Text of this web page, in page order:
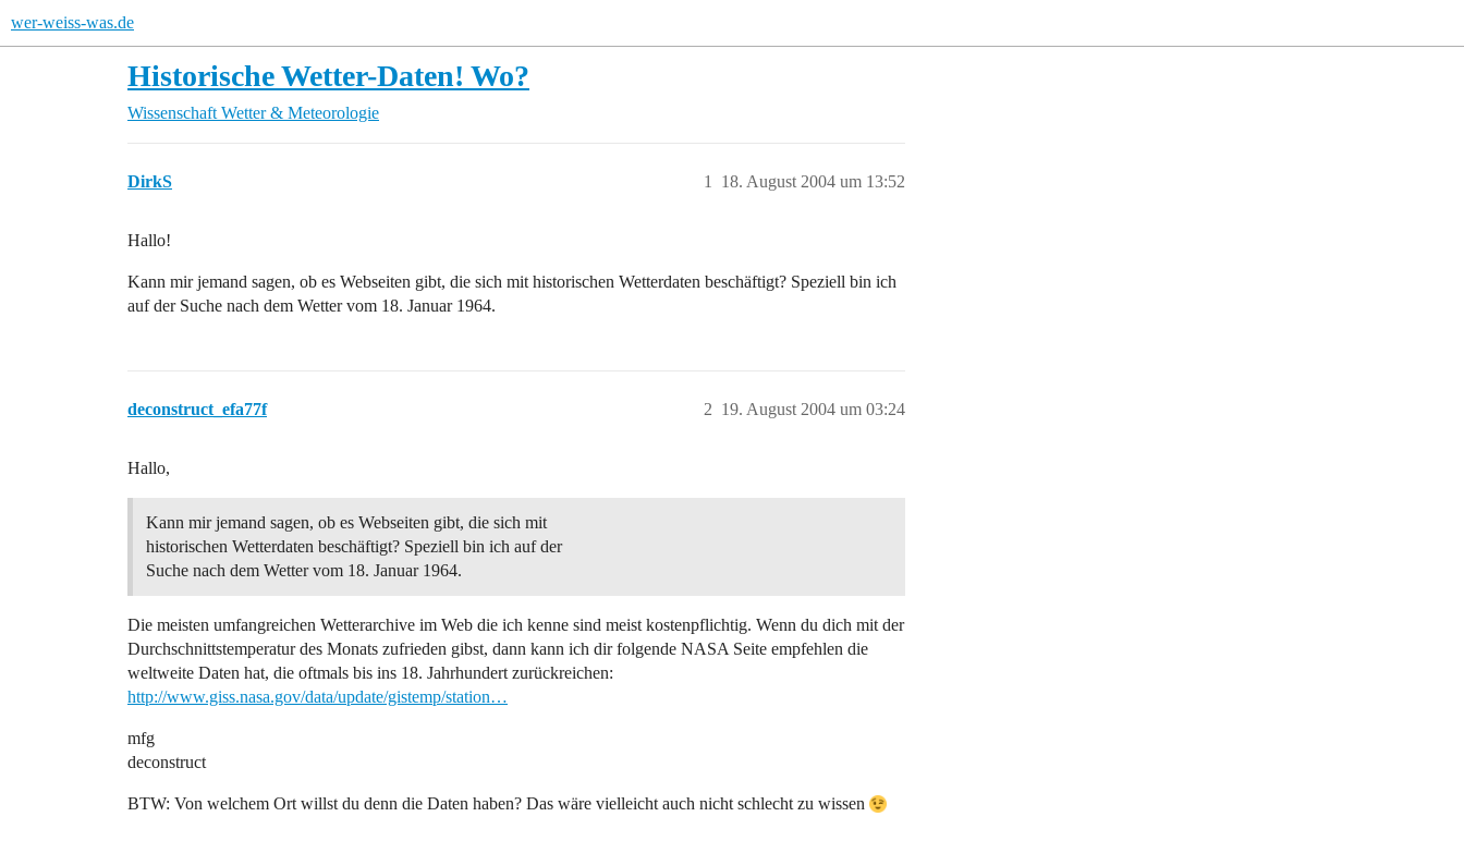
wer-weiss-was.de
Historische Wetter-Daten! Wo?
Wissenschaft Wetter & Meteorologie
DirkS 18. August 2004 um 13:52
1
Hallo!
Kann mir jemand sagen, ob es Webseiten gibt, die sich mit historischen Wetterdaten beschäftigt? Speziell bin ich
auf der Suche nach dem Wetter vom 18. Januar 1964.
deconstruct_efa77f 19. August 2004 um 03:24
2
Hallo,
Kann mir jemand sagen, ob es Webseiten gibt, die sich mit
historischen Wetterdaten beschäftigt? Speziell bin ich auf der
Suche nach dem Wetter vom 18. Januar 1964.
Die meisten umfangreichen Wetterarchive im Web die ich kenne sind meist kostenpflichtig. Wenn du dich mit der
Durchschnittstemperatur des Monats zufrieden gibst, dann kann ich dir folgende NASA Seite empfehlen die
weltweite Daten hat, die oftmals bis ins 18. Jahrhundert zurückreichen:
http://www.giss.nasa.gov/data/update/gistemp/station…
mfg
deconstruct
BTW: Von welchem Ort willst du denn die Daten haben? Das wäre vielleicht auch nicht schlecht zu wissen